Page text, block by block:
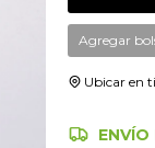
Agregar
Ubicar en
ENVÍO